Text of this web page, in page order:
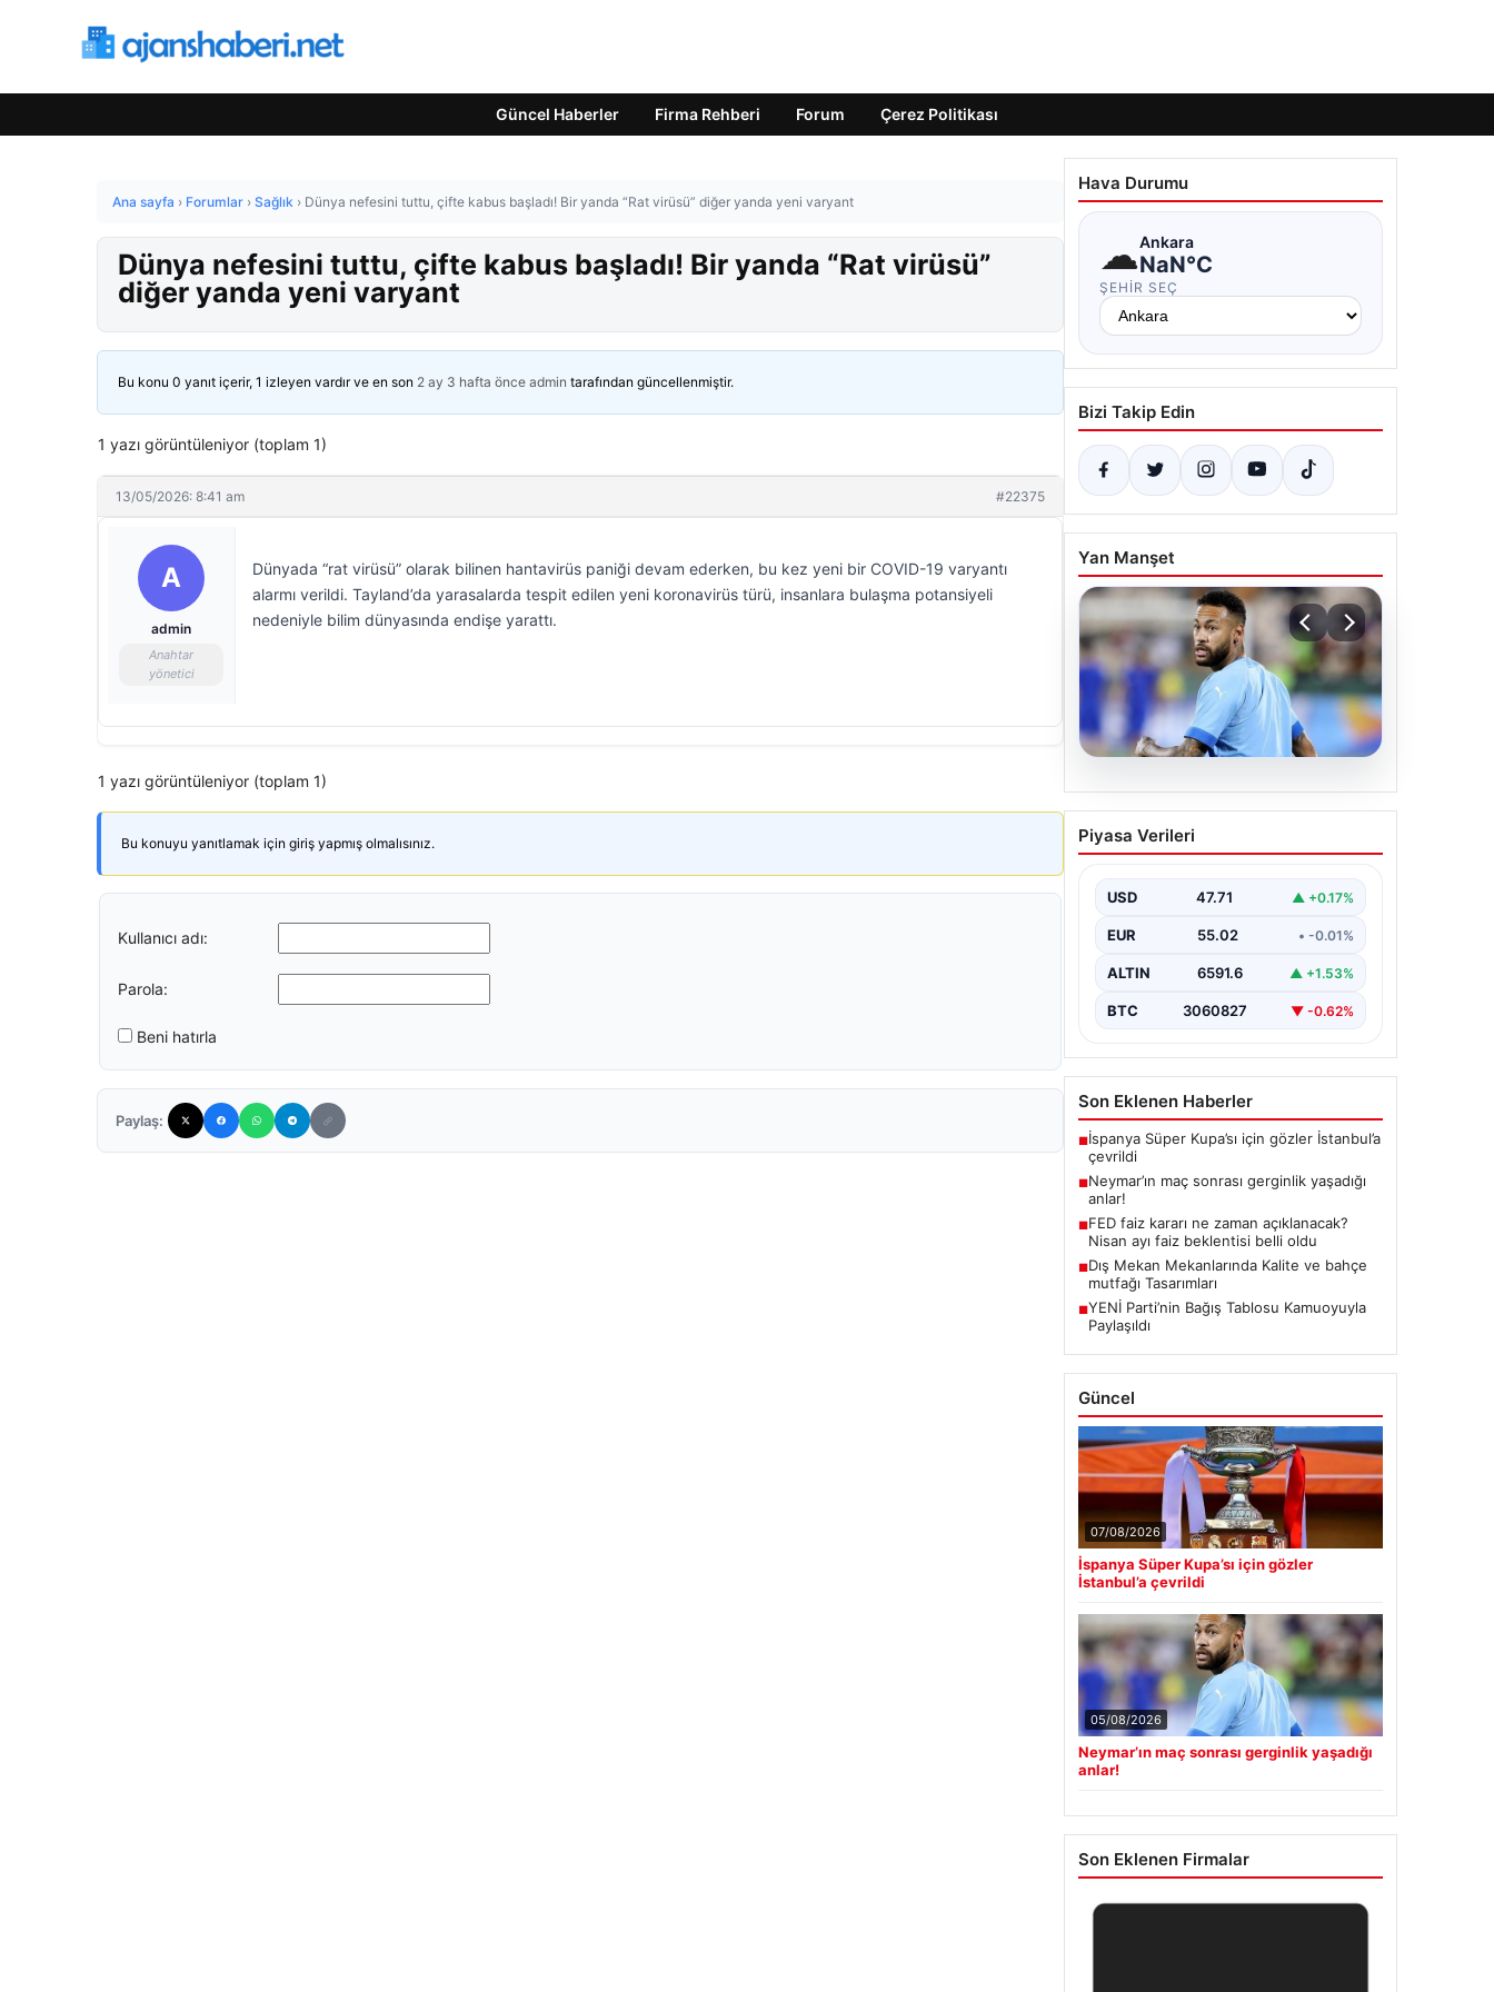
Güncel Haberler Firma Rehberi Forum Çerez Politikası
Ana sayfa › Forumlar › Sağlık › Dünya nefesini tuttu, çifte kabus başladı! Bir yanda “Rat virüsü” diğer yanda yeni varyant
Dünya nefesini tuttu, çifte kabus başladı! Bir yanda “Rat virüsü”
diğer yanda yeni varyant
Bu konu 0 yanıt içerir, 1 izleyen vardır ve en son 2 ay 3 hafta önce admin tarafından güncellenmiştir.
1 yazı görüntüleniyor (toplam 1)
13/05/2026: 8:41 am #22375
A
admin
Anahtar
yönetici
Dünyada “rat virüsü” olarak bilinen hantavirüs paniği devam ederken, bu kez yeni bir COVID-19 varyantı
alarmı verildi. Tayland’da yarasalarda tespit edilen yeni koronavirüs türü, insanlara bulaşma potansiyeli
nedeniyle bilim dünyasında endişe yarattı.
1 yazı görüntüleniyor (toplam 1)
Bu konuyu yanıtlamak için giriş yapmış olmalısınız.
Kullanıcı adı:
Parola:
Beni hatırla
Paylaş:
Hava Durumu
☁Ankara
NaN°C
ŞEHIR SEÇ
Bizi Takip Edin
Yan Manşet
05.08.2026
Neymar’ın maç sonrası
gerginlik yaşadığı anlar!
Piyasa Verileri
USD 47.71 ▲ +0.17%
EUR 55.02 • -0.01%
ALTIN 6591.6 ▲ +1.53%
BTC 3060827 ▼ -0.62%
Son Eklenen Haberler
■İspanya Süper Kupa’sı için gözler İstanbul’a
çevrildi
■Neymar’ın maç sonrası gerginlik yaşadığı
anlar!
■FED faiz kararı ne zaman açıklanacak?
Nisan ayı faiz beklentisi belli oldu
■Dış Mekan Mekanlarında Kalite ve bahçe
mutfağı Tasarımları
■YENİ Parti’nin Bağış Tablosu Kamuoyuyla
Paylaşıldı
Güncel
07/08/2026
İspanya Süper Kupa’sı için gözler
İstanbul’a çevrildi
05/08/2026
Neymar’ın maç sonrası gerginlik yaşadığı
anlar!
Son Eklenen Firmalar